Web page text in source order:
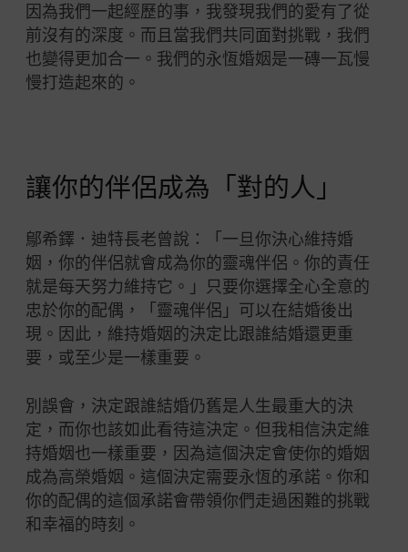
因為我們一起經歷的事，我發現我們的愛有了從
前沒有的深度。而且當我們共同面對挑戰，我們
也變得更加合一。我們的永恆婚姻是一磚一瓦慢
慢打造起來的。
讓你的伴侶成為「對的人」
鄔希鐸．迪特長老曾說：「一旦你決心維持婚
姻，你的伴侶就會成為你的靈魂伴侶。你的責任
就是每天努力維持它。」只要你選擇全心全意的
忠於你的配偶，「靈魂伴侶」可以在結婚後出
現。因此，維持婚姻的決定比跟誰結婚還更重
要，或至少是一樣重要。
別誤會，決定跟誰結婚仍舊是人生最重大的決
定，而你也該如此看待這決定。但我相信決定維
持婚姻也一樣重要，因為這個決定會使你的婚姻
成為高榮婚姻。這個決定需要永恆的承諾。你和
你的配偶的這個承諾會帶領你們走過困難的挑戰
和幸福的時刻。